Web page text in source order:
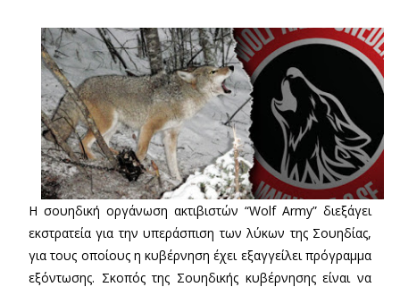
Η σουηδική οργάνωση ακτιβιστών “Wolf Army” διεξάγει
εκστρατεία για την υπεράσπιση των λύκων της Σουηδίας,
για τους οποίους η κυβέρνηση έχει εξαγγείλει πρόγραμμα
εξόντωσης. Σκοπός της Σουηδικής κυβέρνησης είναι να